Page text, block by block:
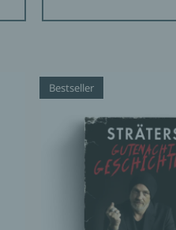
Bestseller